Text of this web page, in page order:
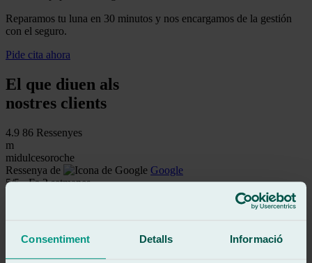
Consentiment Detalls Informació
Reparamos tu luna en 30 minutos y nos encargamos de la gestión
con el seguro.
Pide cita ahora
El que diuen als
nostres clients
4.9 86 Ressenyes
m
midulcesoroche
Ressenya de
Google
5/5· Fa 2 setmanes
No puedo mas que recomendar este taller!
Gracias